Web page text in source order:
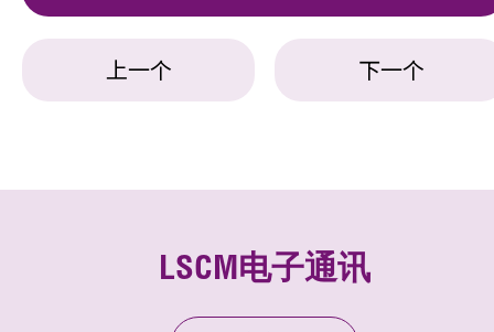
上一个 下一个
LSCM电子通讯